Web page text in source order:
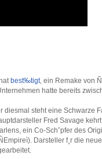
best‰tigt, ein Remake von
hatte bereits
diesmal steht eine Schwarze
Fred Savage
ein Co-Schˆpfer des
Darsteller f¸r die